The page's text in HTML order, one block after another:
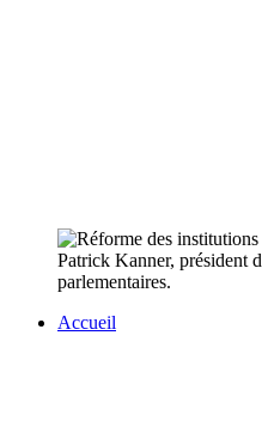
Patrick Kanner, président
parlementaires.
Accueil